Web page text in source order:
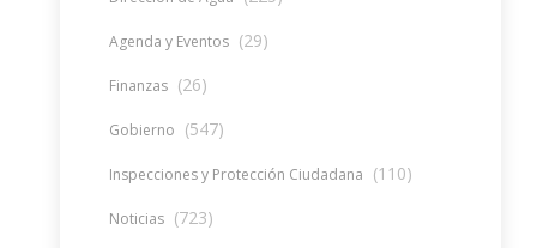
Agenda y Eventos (29)
Finanzas (26)
Gobierno (547)
Inspecciones y Protección Ciudadana (110)
Noticias (723)